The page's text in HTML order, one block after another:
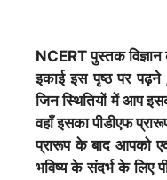
NCERT पुस्तक विज्ञान
इकाई इस पृष्ठ पर
जिन स्थितियों में आप
वहाँ इसका पीडीएफ
प्रारूप के बाद आपको
भविष्य के संदर्भ के लिए